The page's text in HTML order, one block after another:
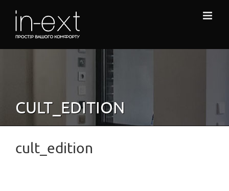
CULT_EDITION
cult_edition